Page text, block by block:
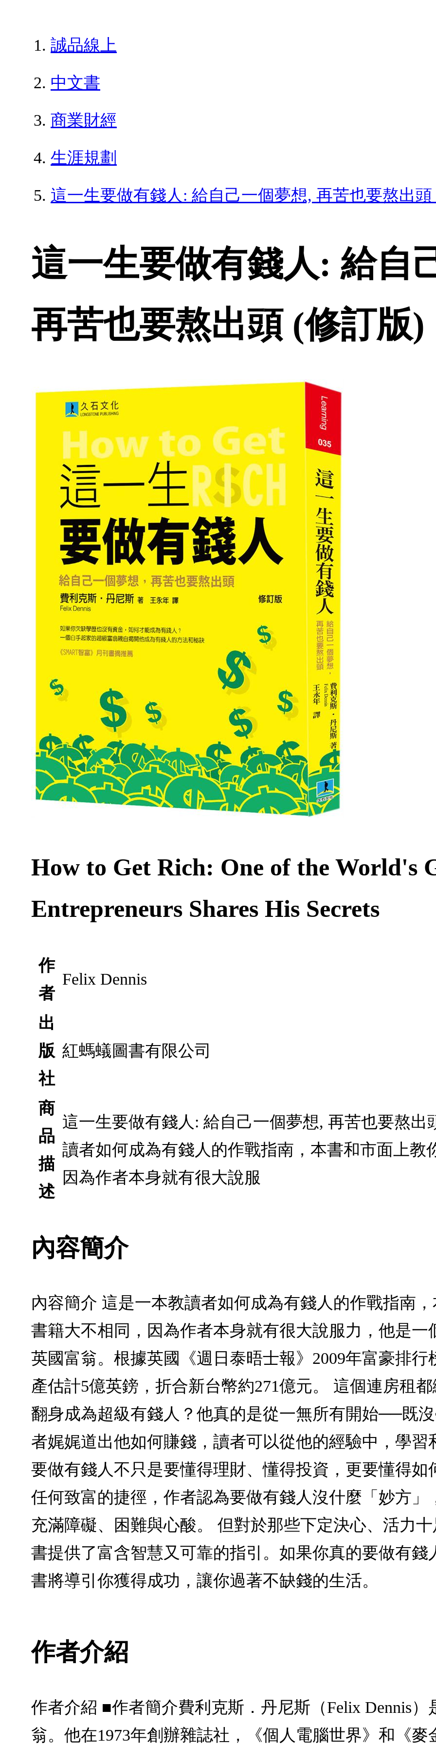
誠品線上
中文書
商業財經
生涯規劃
這一生要做有錢人: 給自己一個夢想, 再苦也要熬出
這一生要做有錢人: 給自
再苦也要熬出頭 (修訂版)
How to Get Rich: One of the World's
Entrepreneurs Shares His Secrets
作
者
Felix Dennis
出
版
社
紅螞蟻圖書有限公司
商
品
描
述
這一生要做有錢人: 給自己一個夢想, 再苦也要熬出
讀者如何成為有錢人的作戰指南，本書和市面上教
因為作者本身就有很大說服
內容簡介
內容簡介 這是一本教讀者如何成為有錢人的作戰指南
書籍大不相同，因為作者本身就有很大說服力，他是一
英國富翁。根據英國《週日泰晤士報》2009年富豪排行
產估計5億英鎊，折合新台幣約271億元。 這個連房租
翻身成為超級有錢人？他真的是從一無所有開始──既
者娓娓道出他如何賺錢，讀者可以從他的經驗中，學習
要做有錢人不只是要懂得理財、懂得投資，更要懂得如
任何致富的捷徑，作者認為要做有錢人沒什麼「妙方」
充滿障礙、困難與心酸。 但對於那些下定決心、活力
書提供了富含智慧又可靠的指引。如果你真的要做有
書將導引你獲得成功，讓你過著不缺錢的生活。
作者介紹
作者介紹 ■作者簡介費利克斯．丹尼斯（Felix Dennis
翁。他在1973年創辦雜誌社，《個人電腦世界》和《